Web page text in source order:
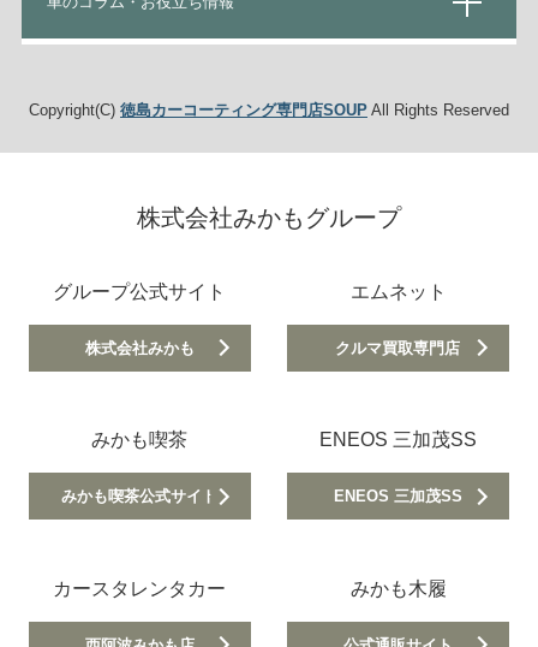
Copyright(C) 徳島カーコーティング専門店SOUPAll Rights Reserved
株式会社みかもグループ
グループ公式サイト
株式会社みかも
エムネット
クルマ買取専門店
みかも喫茶
みかも喫茶公式サイト
ENEOS 三加茂SS
ENEOS 三加茂SS
カースタレンタカー みかも木履